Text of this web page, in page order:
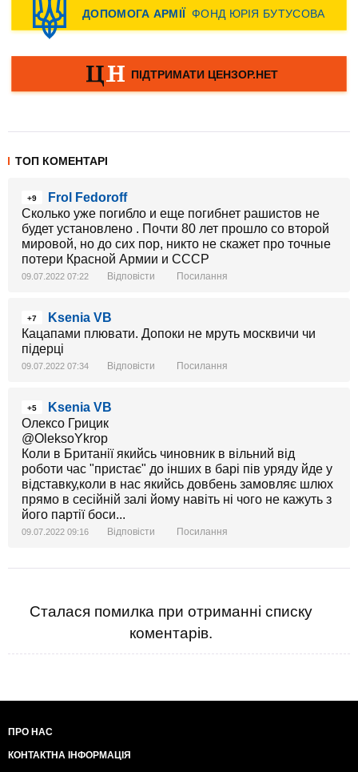
ТОП КОМЕНТАРІ
+9
Frol Fedoroff
Сколько уже погибло и еще погибнет рашистов не
будет установлено . Почти 80 лет прошло со второй
мировой, но до сих пор, никто не скажет про точные
потери Красной Армии и СССР
09.07.2022 07:22 Відповісти Посилання
+7
Ksenia VB
Кацапами плювати. Допоки не мруть москвичи чи
підерці
09.07.2022 07:34 Відповісти Посилання
+5
Ksenia VB
Олексо Грицик
@OleksoYkrop
Коли в Британії якийсь чиновник в вільний від
роботи час "пристає" до інших в барі пів уряду йде у
відставку,коли в нас якийсь довбень замовляє шлюх
прямо в сесійній залі йому навіть ні чого не кажуть з
його партії боси...
09.07.2022 09:16 Відповісти Посилання
Сталася помилка при отриманні списку
коментарів.
ПРО НАС
КОНТАКТНА ІНФОРМАЦІЯ